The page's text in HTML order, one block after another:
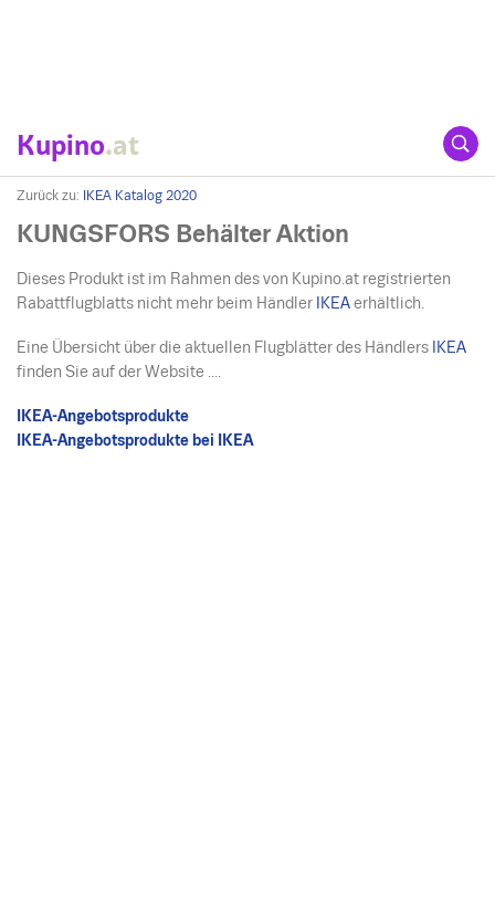
Kupino.at
Zurück zu: IKEA Katalog 2020
KUNGSFORS Behälter Aktion
Dieses Produkt ist im Rahmen des von Kupino.at registrierten
Rabattflugblatts nicht mehr beim Händler IKEAerhältlich.
Eine Übersicht über die aktuellen Flugblätter des Händlers IKEA
finden Sie auf der Website ....
IKEA-Angebotsprodukte
IKEA-Angebotsprodukte bei IKEA